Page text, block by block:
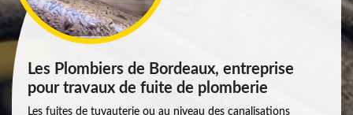
Les Plombiers de Bordeaux, entreprise
pour travaux de fuite de plomberie
Les fuites de tuyauterie ou au niveau des canalisations